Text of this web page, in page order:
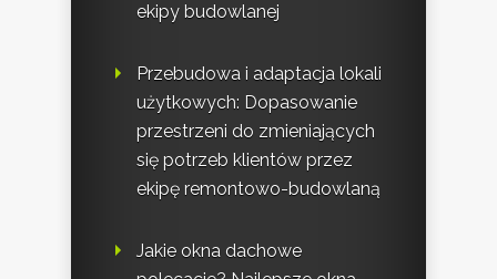
ekipy budowlanej
Przebudowa i adaptacja lokali
użytkowych: Dopasowanie
przestrzeni do zmieniających
się potrzeb klientów przez
ekipę remontowo-budowlaną
Jakie okna dachowe